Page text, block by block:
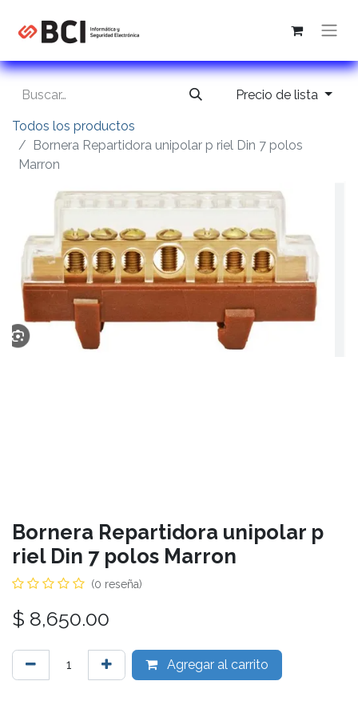
Precio de lista
Todos los productos
Bornera Repartidora unipolar p riel Din 7 polos
Marron
Bornera Repartidora unipolar p
riel Din 7 polos Marron
(0 reseña)
$ 8,650.00
Agregar al carrito